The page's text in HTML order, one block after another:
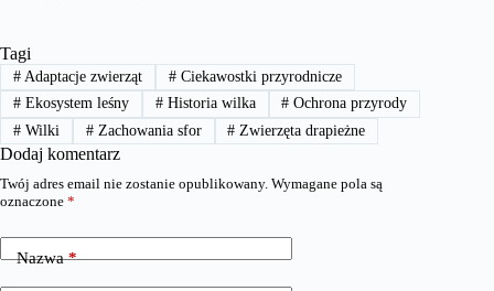
Tagi
#Adaptacje zwierząt #Ciekawostki przyrodnicze
#Ekosystem leśny #Historia wilka # Ochrona przyrody
#Wilki #Zachowania sfor # Zwierzęta drapieżne
Dodaj komentarz
Twój adres email nie zostanie opublikowany. Wymagane pola są
oznaczone *
Nazwa*